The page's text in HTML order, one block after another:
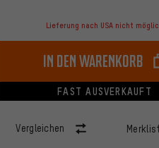
Lieferung nach USA nicht
In den Warenkorb
FAST AUSVERKAUFT
Vergleichen